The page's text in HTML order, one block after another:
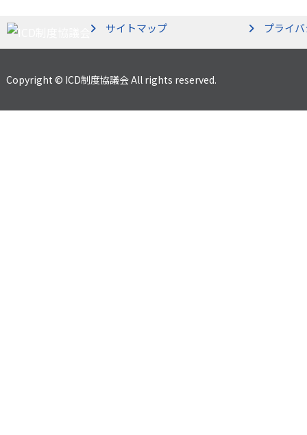
サイトマップ プライ
Copyright © ICD制度協議会 All rights reserved.